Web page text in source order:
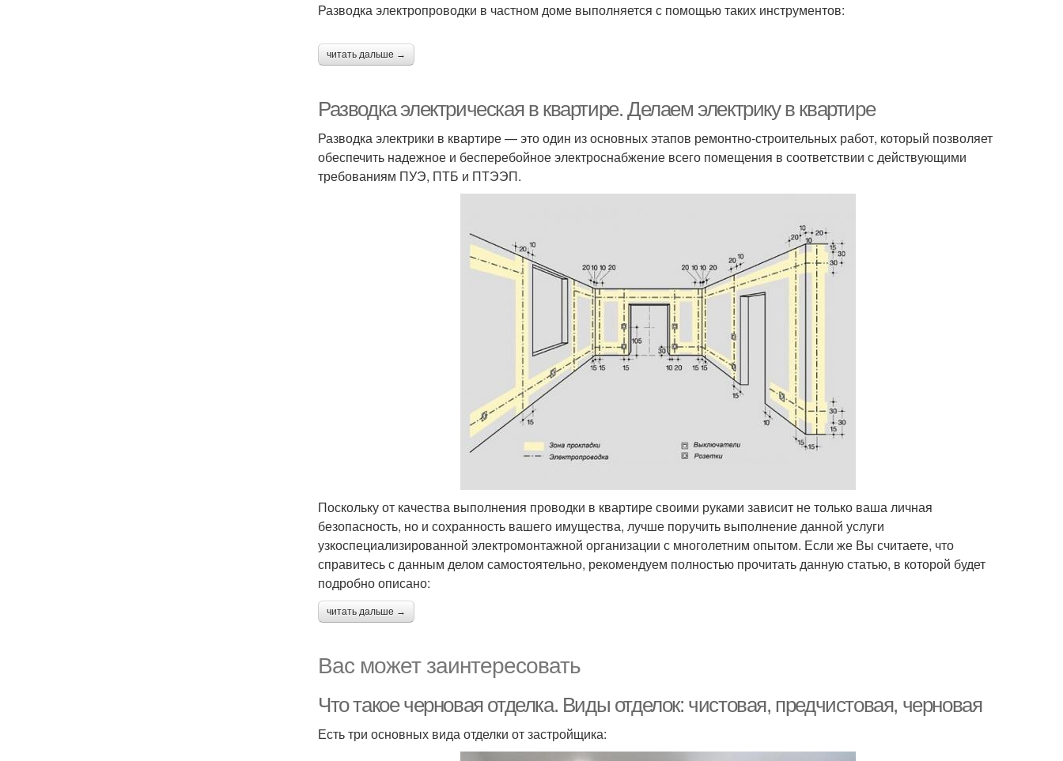
Разводка электропроводки в частном доме выполняется с помощью таких инструментов:
читать дальше →
Разводка электрическая в квартире. Делаем электрику в квартире
Разводка электрики в квартире — это один из основных этапов ремонтно-строительных работ, который позволяет
обеспечить надежное и бесперебойное электроснабжение всего помещения в соответствии с действующими
требованиям ПУЭ, ПТБ и ПТЭЭП.
Поскольку от качества выполнения проводки в квартире своими руками зависит не только ваша личная
безопасность, но и сохранность вашего имущества, лучше поручить выполнение данной услуги
узкоспециализированной электромонтажной организации с многолетним опытом. Если же Вы считаете, что
справитесь с данным делом самостоятельно, рекомендуем полностью прочитать данную статью, в которой будет
подробно описано:
читать дальше →
Вас может заинтересовать
Что такое черновая отделка. Виды отделок: чистовая, предчистовая, черновая
Есть три основных вида отделки от застройщика: